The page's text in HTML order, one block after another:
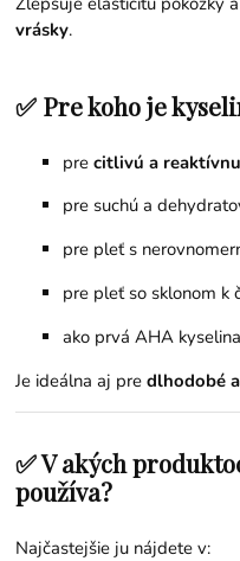
vrásky.
✅ Pre koho je
precitlivú a
pre suchú a
pre pleť s
pre pleť so sklonom k
ako prvá AHA
Je ideálna aj predlhodobé
✅ V akých
používa?
Najčastejšie ju nájdete v: